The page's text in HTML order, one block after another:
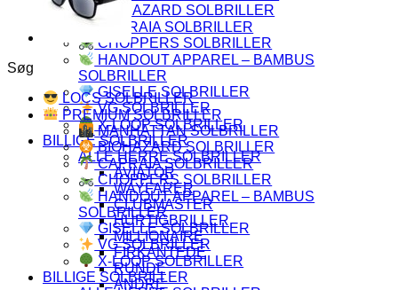
BIOHAZARD SOLBRILLER
CAPRAIA SOLBRILLER
CHOPPERS SOLBRILLER
HANDOUT APPAREL – BAMBUS
SOLBRILLER
GISELLE SOLBRILLER
VG SOLBRILLER
X-LOOP SOLBRILLER
BILLIGE SOLBRILLER
ALLE HERRE SOLBRILLER
AVIATOR
WAYFARER
CLUBMASTER
HURTIGBRILLER
MILLIONAIRE
FIRKANTEDE
RUNDE
ANDRE
Søg
LOCS SOLBRILLER
PREMIUM SOLBRILLER
MANHATTAN SOLBRILLER
BIOHAZARD SOLBRILLER
CAPRAIA SOLBRILLER
CHOPPERS SOLBRILLER
HANDOUT APPAREL – BAMBUS
SOLBRILLER
GISELLE SOLBRILLER
VG SOLBRILLER
X-LOOP SOLBRILLER
BILLIGE SOLBRILLER